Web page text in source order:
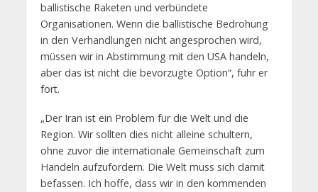
ballistische Raketen und verbündete
Organisationen. Wenn die ballistische Bedrohung
in den Verhandlungen nicht angesprochen wird,
müssen wir in Abstimmung mit den USA handeln,
aber das ist nicht die bevorzugte Option“, fuhr er
fort.
„Der Iran ist ein Problem für die Welt und die
Region. Wir sollten dies nicht alleine schultern,
ohne zuvor die internationale Gemeinschaft zum
Handeln aufzufordern. Die Welt muss sich damit
befassen. Ich hoffe, dass wir in den kommenden